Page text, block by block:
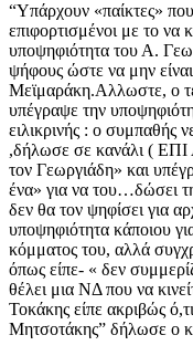
“Υπάρχουν «παίκτες»
επιφορτισμένοι με το
υποψηφιότητα του Α.
ψήφους ώστε να μην
Μεϊμαράκη.Αλλωστε, ο
υπέγραψε την
ειλικρινής : ο συμπαθής
,δήλωσε σε κανάλι ( ΕΠΙ
τον Γεωργιάδη» και
ένα» για να του…δώσει
δεν θα τον ψηφίσει για
υποψηφιότητα κάποιου
κόμματος του, αλλά
όπως είπε- « δεν
θέλει μια ΝΔ που να
Τοκάκης είπε ακριβώς
Μητσοτάκης” δήλωσε ο